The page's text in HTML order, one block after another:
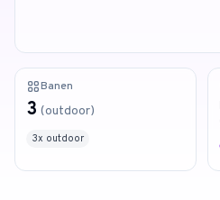
van 128
Banen
3 (outdoor)
3x outdoor